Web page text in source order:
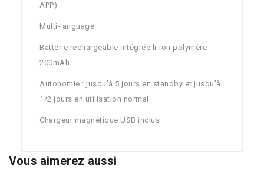
APP)
Multi-language
Batterie rechargeable intégrée li-ion polymère
200mAh
Autonomie : jusqu’à 5 jours en standby et jusqu’à
1/2 jours en utilisation normal
Chargeur magnétique USB inclus
Vous aimerez aussi